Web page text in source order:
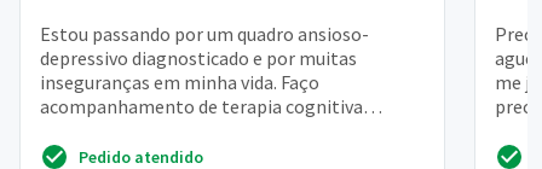
Estou passando por um quadro ansioso-
depressivo diagnosticado e por muitas
inseguranças em minha vida. Faço
acompanhamento de terapia cognitiva
quere...Pedido atendido
me